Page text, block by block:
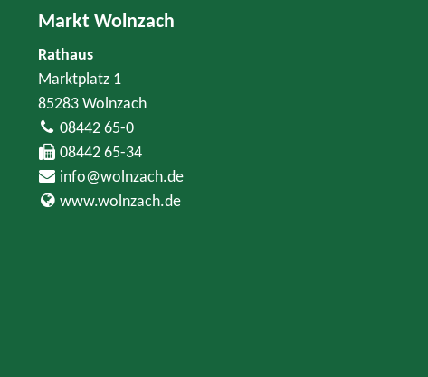
Markt Wolnzach
Rathaus
Marktplatz 1
85283 Wolnzach
08442 65-0
08442 65-34
info@wolnzach.de
www.wolnzach.de